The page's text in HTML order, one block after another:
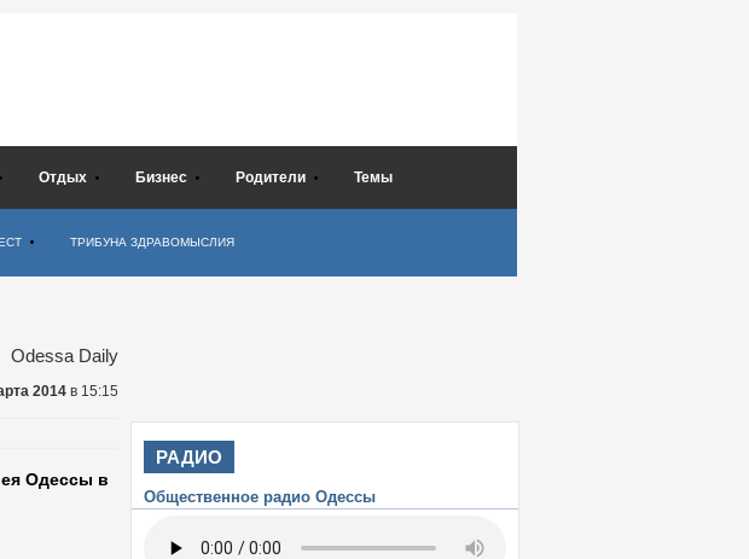
Отдых Бизнес Родители Темы
ТРИБУНА ЗДРАВОМЫСЛИЯ
Odessa Daily
2014 в 15:15
Одессы в
РАДИО
Общественное радио Одессы